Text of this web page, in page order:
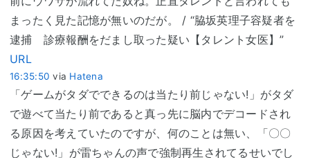
まったく見た記憶が無いのだが。 / “脇坂英理子容疑者を
逮捕 診療報酬をだまし取った疑い【タレント女医】”
URL
16:35:50 via Hatena
「ゲームがタダでできるのは当たり前じゃない!」がタダ
で遊べて当たり前であると真っ先に脳内でデコードされ
る原因を考えていたのですが、何のことは無い、「〇〇
じゃない!」が雷ちゃんの声で強制再生されてるせいでし